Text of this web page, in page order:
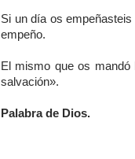
Si un día os
empeño.
El mismo que os
salvación».
Palabra de Dios.